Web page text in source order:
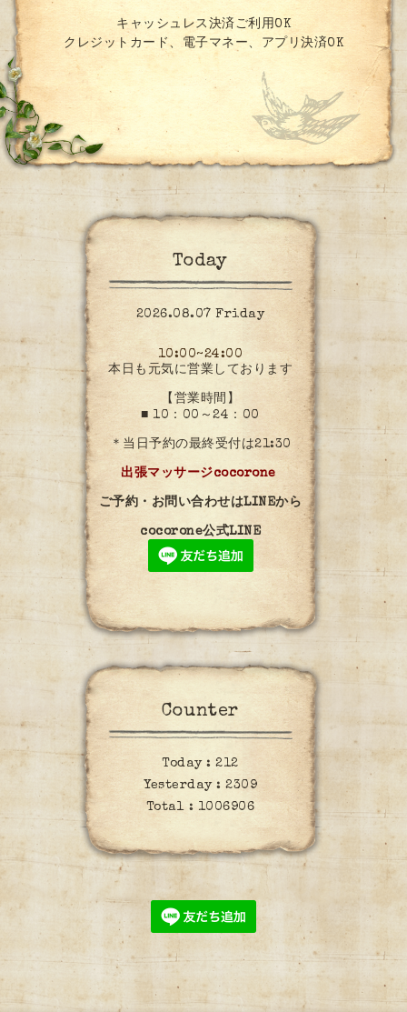
キャッシュレス決済ご利用OK
クレジットカード、電子マネー、アプリ決済OK
Today
2026.08.07 Friday
10:00~24:00
本日も元気に営業しております
【営業時間】
■ 10：00～24：00
＊当日予約の最終受付は21:30
出張マッサージcocorone
ご予約・お問い合わせはLINEから
cocorone公式LINE
Counter
Today :212
Yesterday : 2309
Total : 1006906